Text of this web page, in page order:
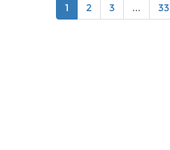
1 2 3 ... 33